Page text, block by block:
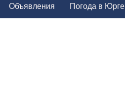
Объявления Погода в Юрге